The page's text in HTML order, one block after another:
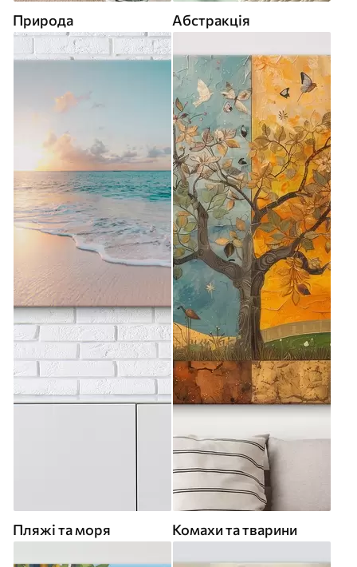
Природа Абстракція
Пляжі та моря Комахи та тварини